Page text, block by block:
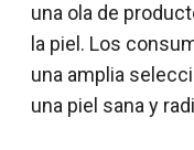
una ola de
la piel. Los
una amplia
una piel sana y